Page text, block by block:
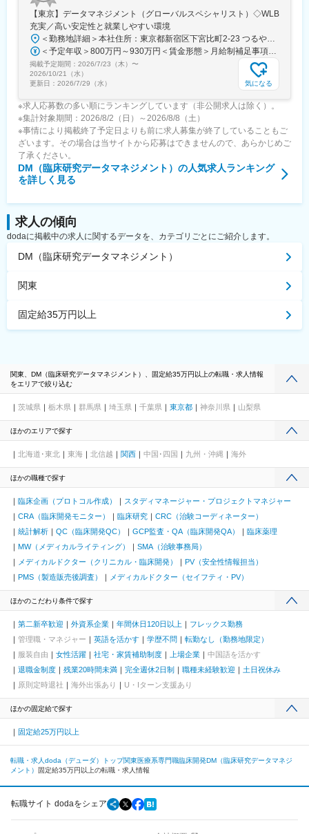
【東京】データマネジメント（グローバルスペシャリスト）◇WLB
充実／高い安定性と就業しやすい環境
＜勤務地詳細＞本社住所：東京都新宿区下宮比町2-23 つるやビル勤務地最寄駅：JR総武線／飯田橋駅受動喫煙対策：屋内全面禁煙変更の範囲：会社の定める事業所（リモートワーク含む）
＜予定年収＞800万円～930万円＜賃金形態＞月給制補足事項なし＜賃金内訳＞月額（基本給）：490,000円～570,000円＜月給＞490,000円～570,000円＜昇給有無＞有＜残業手当＞有＜給与補足＞※給与詳細は経験・能力・資格などを考慮の上、同社規則に則して決定します。■昇給：年1回（10月）■賞与：年2回（6月・12月）賃金はあくまでも目安の金額であり、選考を通じて上下する可能性があります。月給(月額)は固定手当を含めた表記です。
掲載予定期間： 2026/7/23（木） 〜
2026/10/21（水）
更新日： 2026/7/29（水） 気になる
※求人応募数の多い順にランキングしています（非公開求人は除く）。
※集計対象期間：2026/8/2（日）～2026/8/8（土）
※事情により掲載終了予定日よりも前に求人募集が終了していることもご
ざいます。その場合は当サイトから応募はできませんので、あらかじめご
了承ください。
DM（臨床研究データマネジメント） の人気求人ランキング
を詳しく見る
求人の傾向
dodaに掲載中の求人に関するデータを、カテゴリごとにご紹介します。
DM（臨床研究データマネジメント）
関東
固定給35万円以上
関東、DM（臨床研究データマネジメント）、固定給35万円以上の転職・求人情報
をエリアで絞り込む
茨城県 栃木県 群馬県 埼玉県 千葉県 東京都 神奈川県 山梨県
ほかのエリアで探す
北海道･東北 東海 北信越 関西 中国･四国 九州・沖縄 海外
ほかの職種で探す
臨床企画（プロトコル作成）
スタディマネージャー・プロジェクトマネジャー
CRA（臨床開発モニター）
臨床研究
CRC（治験コーディネーター）
統計解析
QC（臨床開発QC） GCP監査・QA（臨床開発QA）
臨床薬理
MW（メディカルライティング）
SMA（治験事務局）
メディカルドクター（クリニカル・臨床開発）
PV（安全性情報担当）
PMS（製造販売後調査）
メディカルドクター（セイフティ・PV）
ほかのこだわり条件で探す
第二新卒歓迎 外資系企業 年間休日120日以上
フレックス勤務
管理職・マネジャー
英語を活かす 学歴不問
転勤なし（勤務地限定）
服装自由
女性活躍 社宅・家賃補助制度 上場企業
中国語を活かす
退職金制度
残業20時間未満 完全週休2日制 職種未経験歓迎
土日祝休み
原則定時退社
海外出張あり U・Iターン支援あり
ほかの固定給で探す
固定給25万円以上
転職・求人doda（デューダ）トップ関東医療系専門職臨床開発DM（臨床研究データマネジ
メント） 固定給35万円以上の転職・求人情報
転職サイト dodaをシェア